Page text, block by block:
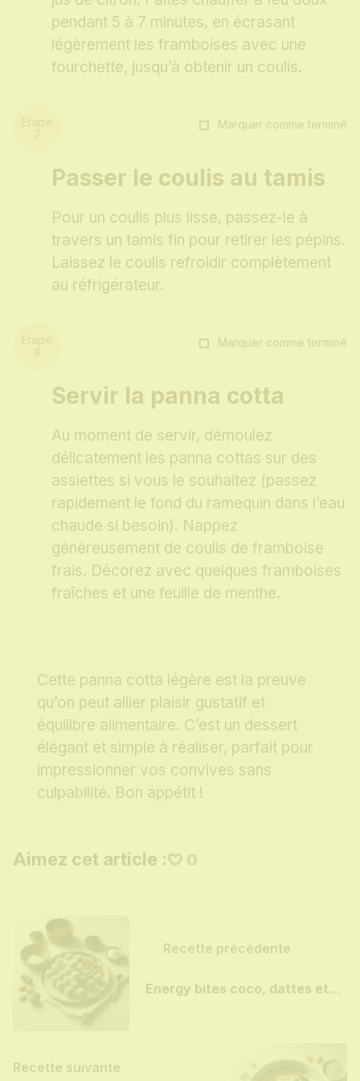
pendant 5 à 7 minutes, en écrasant
légèrement les framboises avec une
fourchette, jusqu’à obtenir un coulis.
Marquer comme terminé
Passer le coulis au tamis
Pour un coulis plus lisse, passez-le à
travers un tamis fin pour retirer les pépins.
Laissez le coulis refroidir complètement
au réfrigérateur.
Marquer comme terminé
Servir la panna cotta
Au moment de servir, démoulez
délicatement les panna cottas sur des
assiettes si vous le souhaitez (passez
rapidement le fond du ramequin dans l’eau
chaude si besoin). Nappez
généreusement de coulis de framboise
frais. Décorez avec quelques framboises
fraîches et une feuille de menthe.
Cette panna cotta légère est la preuve
qu’on peut allier plaisir gustatif et
équilibre alimentaire. C’est un dessert
élégant et simple à réaliser, parfait pour
impressionner vos convives sans
culpabilité. Bon appétit !
Aimez cet article : 0
Recette précédente
Energy bites coco, dattes et...
Recette suivante